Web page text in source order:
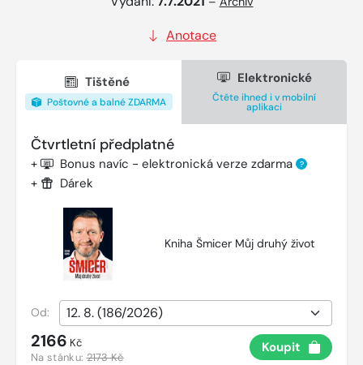
Anotace
Tištěné
Poštovné a balné ZDARMA
Elektronické
Čtěte ihned i v mobilní
aplikaci
Čtvrtletní předplatné
+ Bonus navíc - elektronická verze zdarma ?
+ Dárek
Kniha Šmicer Můj druhý život
Od:
2166 Kč
Na stánku:2173 Kč
Koupit